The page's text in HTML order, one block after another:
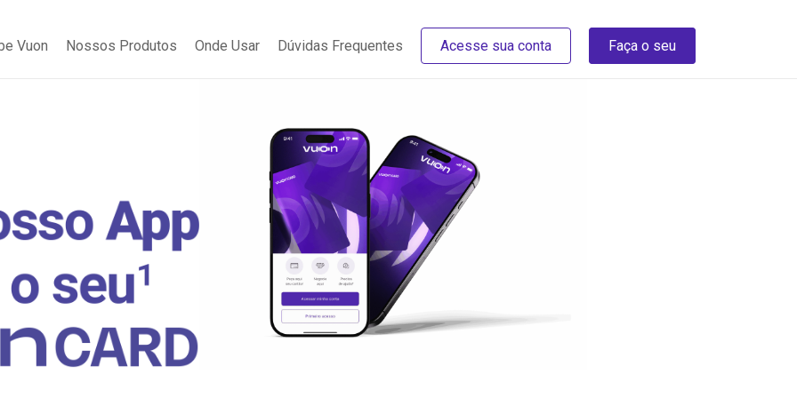
Vuon Nossos Produtos Onde Usar Dúvidas Frequentes Acesse sua conta Faça o seu